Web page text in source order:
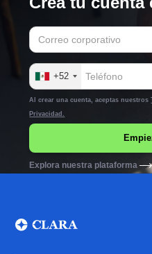
+52
Al crear una cuenta, aceptas nuestros
Privacidad.
Explora nuestra plataforma